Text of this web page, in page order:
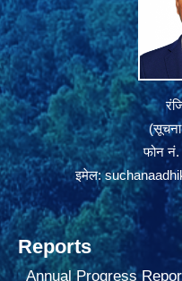
(सूचना
फोन
इमेल:
Reports
Annual Progress